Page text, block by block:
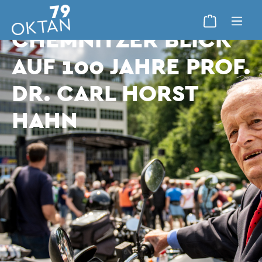
VORTRAG: EIN
CHEMNITZER BLICK
AUF 100 JAHRE PROF.
DR. CARL HORST
HAHN